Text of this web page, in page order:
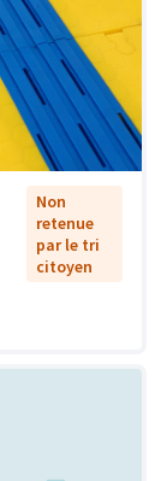
Non
retenue
par le tri
citoyen